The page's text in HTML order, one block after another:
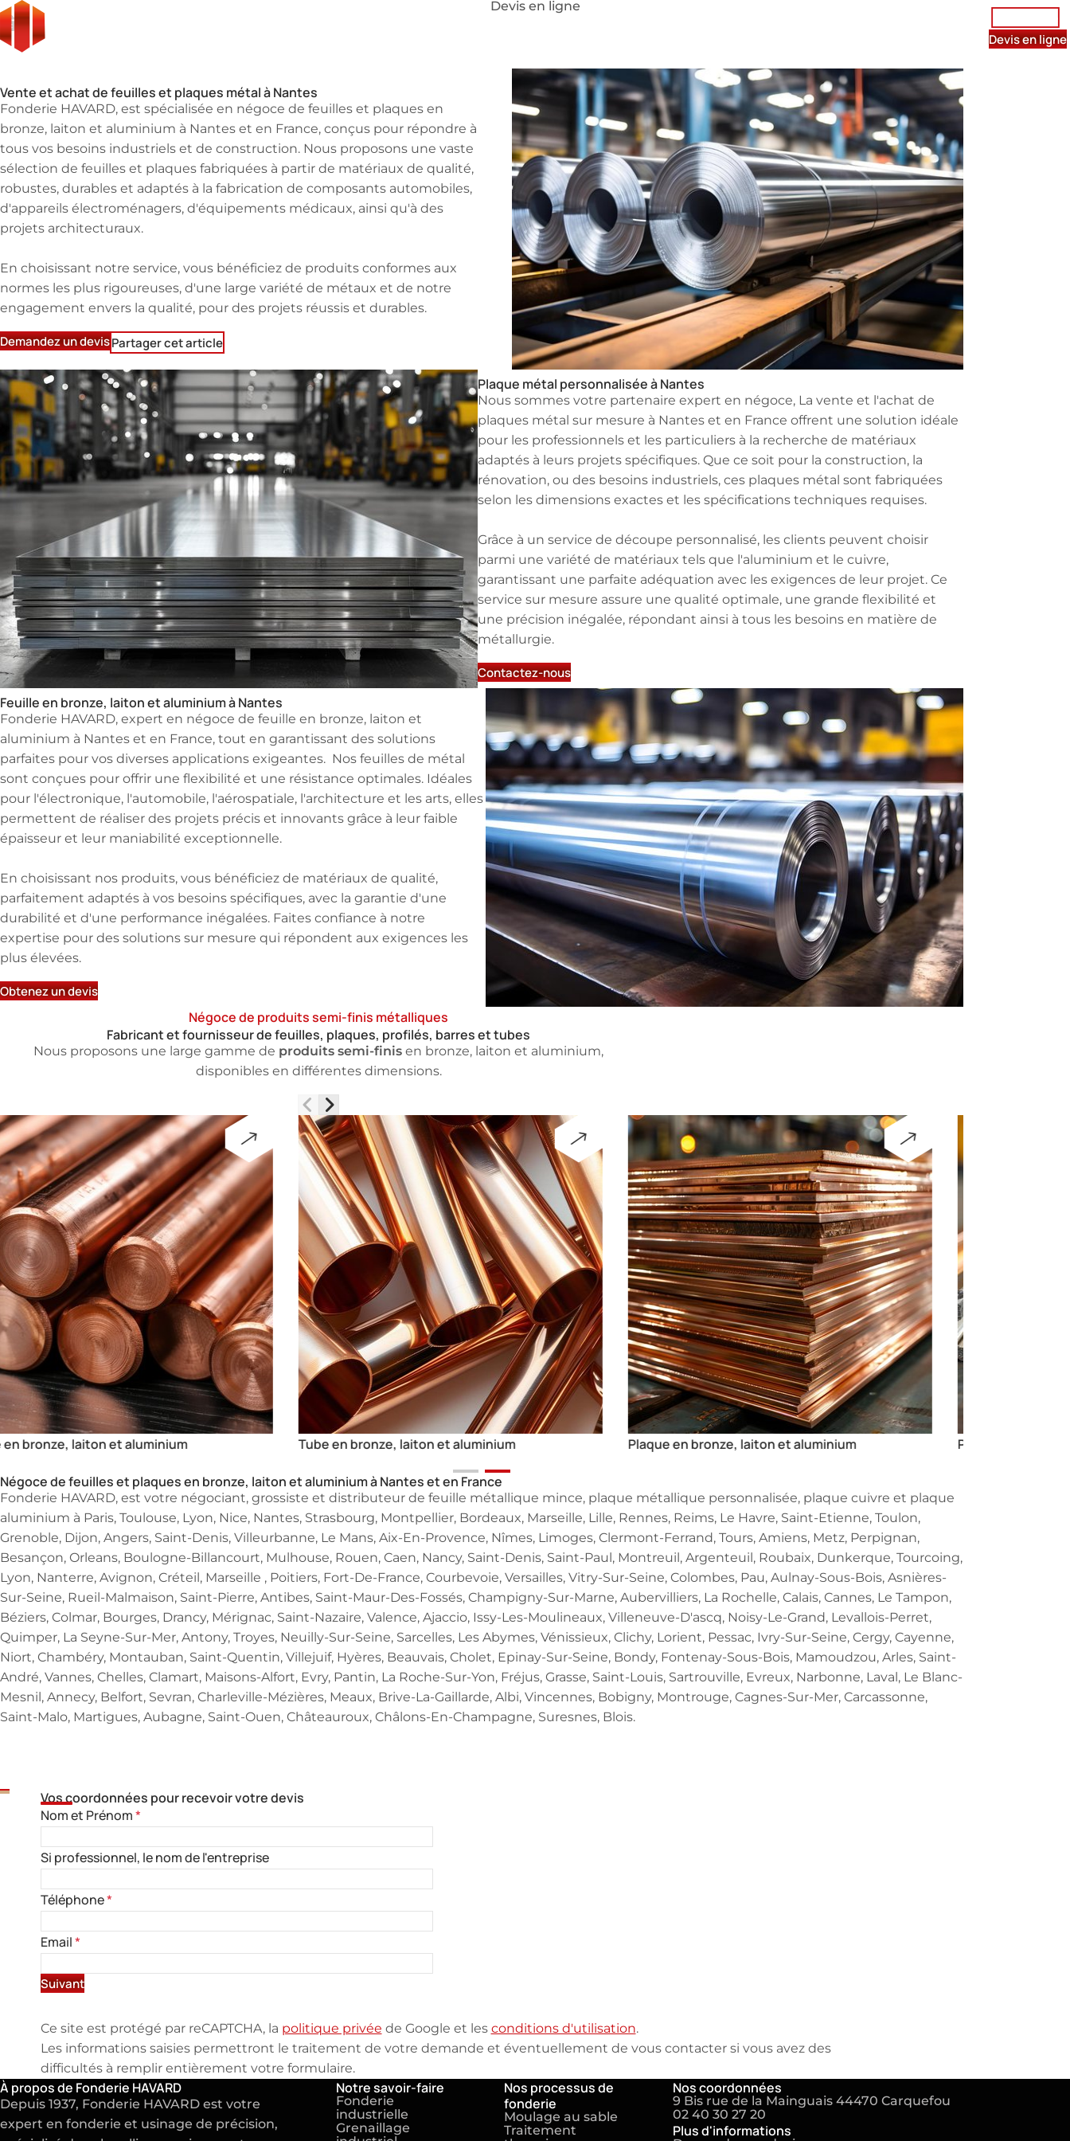
Devis en ligne
Devis en ligne
Grossiste plaque en bronze, laiton, cuivre, fonte et aluminium
Vente et achat de feuilles et plaques métal à Nantes
Fonderie HAVARD, est spécialisée en négoce de feuilles et plaques en
bronze, laiton et aluminium à Nantes et en France, conçus pour répondre à
tous vos besoins industriels et de construction. Nous proposons une vaste
sélection de feuilles et plaques fabriquées à partir de matériaux de qualité,
robustes, durables et adaptés à la fabrication de composants automobiles,
d'appareils électroménagers, d'équipements médicaux, ainsi qu'à des
projets architecturaux.
En choisissant notre service, vous bénéficiez de produits conformes aux
normes les plus rigoureuses, d'une large variété de métaux et de notre
engagement envers la qualité, pour des projets réussis et durables.
Demandez un devisPartager cet article
Plaque métal personnalisée à Nantes
Nous sommes votre partenaire expert en négoce, La vente et l'achat de
plaques métal sur mesure à Nantes et en France offrent une solution idéale
pour les professionnels et les particuliers à la recherche de matériaux
adaptés à leurs projets spécifiques. Que ce soit pour la construction, la
rénovation, ou des besoins industriels, ces plaques métal sont fabriquées
selon les dimensions exactes et les spécifications techniques requises.
Grâce à un service de découpe personnalisé, les clients peuvent choisir
parmi une variété de matériaux tels que l'aluminium et le cuivre,
garantissant une parfaite adéquation avec les exigences de leur projet. Ce
service sur mesure assure une qualité optimale, une grande flexibilité et
une précision inégalée, répondant ainsi à tous les besoins en matière de
métallurgie.
Contactez-nous
Feuille en bronze, laiton et aluminium à Nantes
Fonderie HAVARD, expert en négoce de feuille en bronze, laiton et
aluminium à Nantes et en France, tout en garantissant des solutions
parfaites pour vos diverses applications exigeantes. Nos feuilles de métal
sont conçues pour offrir une flexibilité et une résistance optimales. Idéales
pour l'électronique, l'automobile, l'aérospatiale, l'architecture et les arts, elles
permettent de réaliser des projets précis et innovants grâce à leur faible
épaisseur et leur maniabilité exceptionnelle.
En choisissant nos produits, vous bénéficiez de matériaux de qualité,
parfaitement adaptés à vos besoins spécifiques, avec la garantie d'une
durabilité et d'une performance inégalées. Faites confiance à notre
expertise pour des solutions sur mesure qui répondent aux exigences les
plus élevées.
Obtenez un devis
Fabricant et fournisseur de feuilles, plaques, profilés, barres et tubes
Négoce de produits semi-finis métalliques
Nous proposons une large gamme de produits semi-finisen bronze, laiton et aluminium,
disponibles en différentes dimensions.
Tube en bronze, laiton et aluminium Plaque en bronze, laiton et aluminium
Profilé en metal, laiton et cuivre
Négoce de feuilles et plaques en bronze, laiton et aluminium à Nantes et en France
Fonderie HAVARD, est votre négociant, grossiste et distributeur de feuille métallique mince, plaque métallique personnalisée, plaque cuivre et plaque
aluminium à Paris, Toulouse, Lyon, Nice, Nantes, Strasbourg, Montpellier, Bordeaux, Marseille, Lille, Rennes, Reims, Le Havre, Saint-Etienne, Toulon,
Grenoble, Dijon, Angers, Saint-Denis, Villeurbanne, Le Mans, Aix-En-Provence, Nîmes, Limoges, Clermont-Ferrand, Tours, Amiens, Metz, Perpignan,
Besançon, Orleans, Boulogne-Billancourt, Mulhouse, Rouen, Caen, Nancy, Saint-Denis, Saint-Paul, Montreuil, Argenteuil, Roubaix, Dunkerque, Tourcoing,
Lyon, Nanterre, Avignon, Créteil, Marseille , Poitiers, Fort-De-France, Courbevoie, Versailles, Vitry-Sur-Seine, Colombes, Pau, Aulnay-Sous-Bois, Asnières-
Sur-Seine, Rueil-Malmaison, Saint-Pierre, Antibes, Saint-Maur-Des-Fossés, Champigny-Sur-Marne, Aubervilliers, La Rochelle, Calais, Cannes, Le Tampon,
Béziers, Colmar, Bourges, Drancy, Mérignac, Saint-Nazaire, Valence, Ajaccio, Issy-Les-Moulineaux, Villeneuve-D'ascq, Noisy-Le-Grand, Levallois-Perret,
Quimper, La Seyne-Sur-Mer, Antony, Troyes, Neuilly-Sur-Seine, Sarcelles, Les Abymes, Vénissieux, Clichy, Lorient, Pessac, Ivry-Sur-Seine, Cergy, Cayenne,
Niort, Chambéry, Montauban, Saint-Quentin, Villejuif, Hyères, Beauvais, Cholet, Epinay-Sur-Seine, Bondy, Fontenay-Sous-Bois, Mamoudzou, Arles, Saint-
André, Vannes, Chelles, Clamart, Maisons-Alfort, Evry, Pantin, La Roche-Sur-Yon, Fréjus, Grasse, Saint-Louis, Sartrouville, Evreux, Narbonne, Laval, Le Blanc-
Mesnil, Annecy, Belfort, Sevran, Charleville-Mézières, Meaux, Brive-La-Gaillarde, Albi, Vincennes, Bobigny, Montrouge, Cagnes-Sur-Mer, Carcassonne,
Saint-Malo, Martigues, Aubagne, Saint-Ouen, Châteauroux, Châlons-En-Champagne, Suresnes, Blois.
Vos coordonnées pour recevoir votre devis
Nom et Prénom*
Si professionnel, le nom de l'entreprise
Téléphone*
Email*
Suivant
Ce site est protégé par reCAPTCHA, la politique privée de Google et lesconditions d'utilisation.
Les informations saisies permettront le traitement de votre demande et éventuellement de vous contacter si vous avez des
difficultés à remplir entièrement votre formulaire.
À propos de Fonderie HAVARD
Depuis 1937, Fonderie HAVARD est votre
expert en fonderie et usinage de précision,
Notre savoir-faire
Fonderie
industrielle
Grenaillage
Nos processus de
fonderie
Moulage au sable
Traitement
Nos coordonnées
9 Bis rue de la Mainguais 44470 Carquefou
02 40 30 27 20
Plus d'informations